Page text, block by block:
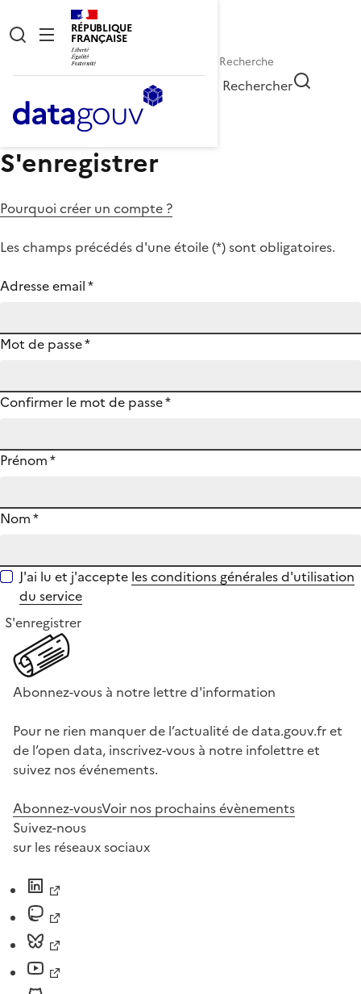
RÉPUBLIQUE
FRANÇAISE
Rechercher
S'enregistrer
Pourquoi créer un compte ?
Les champs précédés d'une étoile (*) sont obligatoires.
Adresse email*
Mot de passe*
Confirmer le mot de passe*
Prénom*
Nom*
J'ai lu et j'accepte les conditions générales d'utilisation
du service
S'enregistrer
Abonnez-vous à notre lettre d'information
Pour ne rien manquer de l’actualité de data.gouv.fr et
de l’open data, inscrivez-vous à notre infolettre et
suivez nos événements.
Abonnez-vousVoir nos prochains évènements
Suivez-nous
sur les réseaux sociaux